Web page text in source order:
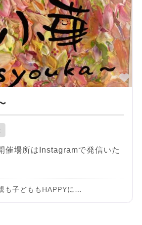
お
催場所はInstagramで発信いた
も子どももHAPPYに…